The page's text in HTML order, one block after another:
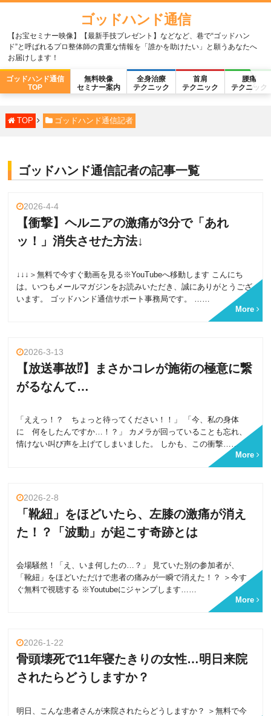
ゴッドハンド通信
【お宝セミナー映像】【最新手技プレゼント】などなど、巷で“ゴッドハン
ド”と呼ばれるプロ整体師の貴重な情報を「誰かを助けたい」と願うあなたへ
お届けします！
ゴッドハンド通信
TOP
無料映像
セミナー案内
全身治療
テクニック
首肩
テクニック
腰痛
テクニック
TOP ゴッドハンド通信記者
ゴッドハンド通信記者の記事一覧
2026-4-4
【衝撃】ヘルニアの激痛が3分で「あれ
ッ！」消失させた方法↓
↓↓↓＞無料で今すぐ動画を見る※YouTubeへ移動します こんにち
は。いつもメールマガジンをお読みいただき、誠にありがとうござ
います。 ゴッドハンド通信サポート事務局です。 ……
More
2026-3-13
【放送事故⁉】まさかコレが施術の極意に繋
がるなんて…
「ええっ！？ ちょっと待ってください！！」 「今、私の身体
に 何をしたんですか…！？」 カメラが回っていることも忘れ、
情けない叫び声を上げてしまいました。 しかも、この衝撃……
More
2026-2-8
「靴紐」をほどいたら、左膝の激痛が消え
た！？「波動」が起こす奇跡とは
会場騒然！「え、いま何したの…？」 見ていた別の参加者が、
「靴紐」をほどいただけで患者の痛みが一瞬で消えた！？ ＞今す
ぐ無料で視聴する ※Youtubeにジャンプします……
More
2026-1-22
骨頭壊死で11年寝たきりの女性…明日来院
されたらどうしますか？
明日、こんな患者さんが来院されたらどうしますか？ ＞無料で今